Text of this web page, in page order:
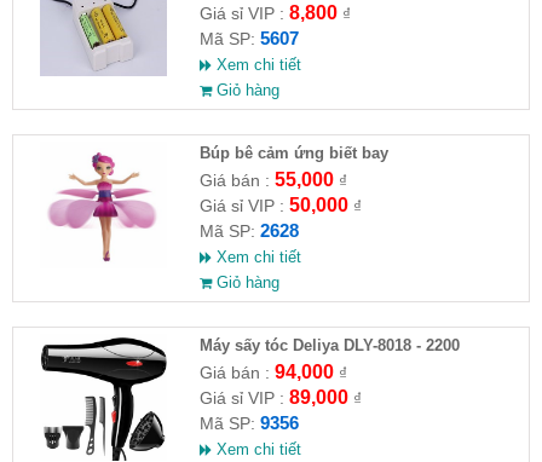
Giá sỉ VIP : 8,800₫
Mã SP: 5607
Xem chi tiết
Giỏ hàng
​Búp bê cảm ứng biết bay
Giá bán : 55,000₫
Giá sỉ VIP : 50,000₫
Mã SP: 2628
Xem chi tiết
Giỏ hàng
Máy sấy tóc Deliya DLY-8018 - 2200
Giá bán : 94,000₫
Giá sỉ VIP : 89,000₫
Mã SP: 9356
Xem chi tiết